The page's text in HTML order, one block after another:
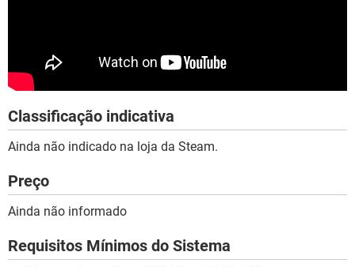
Classificação indicativa
Ainda não indicado na loja da Steam.
Preço
Ainda não informado
Requisitos Mínimos do Sistema